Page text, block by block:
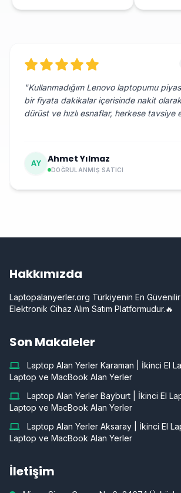
"Kullanmadığım Lenovo laptopumu
bir fiyata dakikalar içerisinde nakit olarak
dürüst ve hızlı esnaflar, herkese tavsiye
AY Ahmet Yılmaz
DOĞRULANMIŞ SATICI
Hakkımızda
Laptopalanyerler.org Türkiyenin En Güvenilir
Elektronik Cihaz Alım Satım Platformudur.🔥
Son Makaleler
Laptop Alan Yerler Karaman | İkinci El
Laptop ve MacBook Alan Yerler
Laptop Alan Yerler Bayburt | İkinci El
Laptop ve MacBook Alan Yerler
Laptop Alan Yerler Aksaray | İkinci El
Laptop ve MacBook Alan Yerler
İletişim